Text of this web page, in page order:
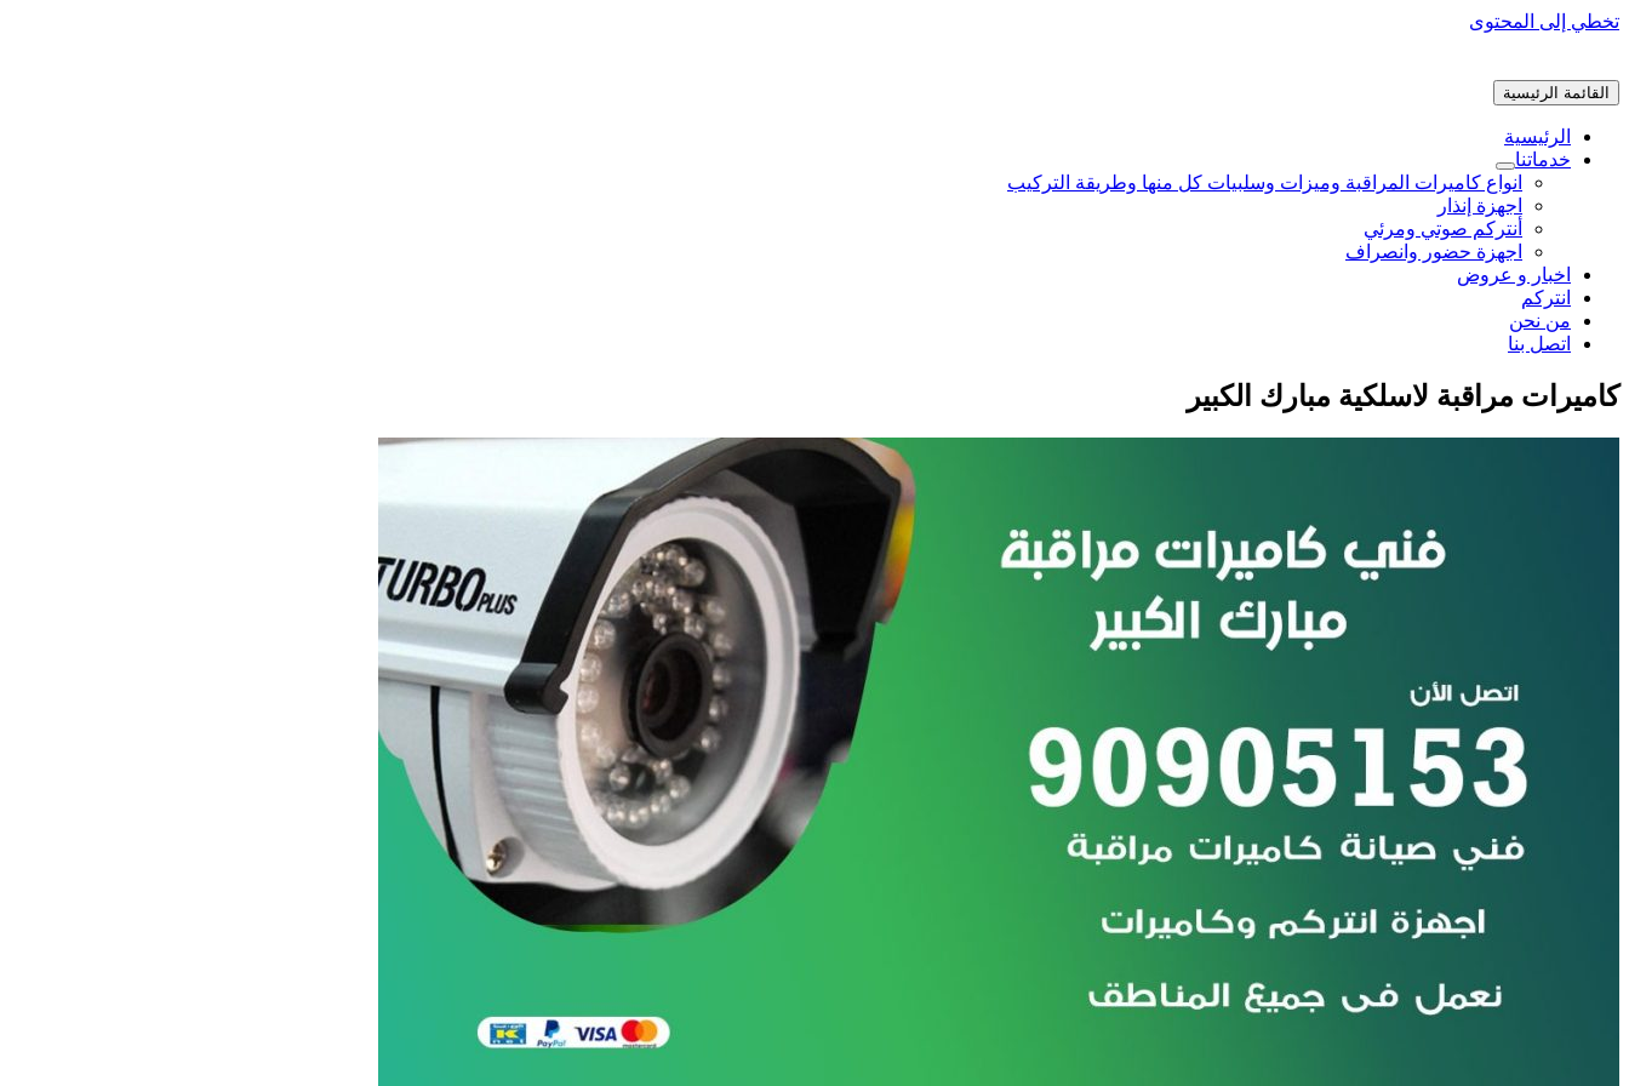
تخطي إلى المحتوى
القائمة الرئيسية
الرئيسية
خدماتنا
انواع كاميرات المراقبة وميزات وسلبيات كل منها وطريقة التركيب
اجهزة إنذار
أنتركم صوتي ومرئي
اجهزة حضور وانصراف
اخبار و عروض
انتركم
من نحن
اتصل بنا
كاميرات مراقبة لاسلكية مبارك الكبير